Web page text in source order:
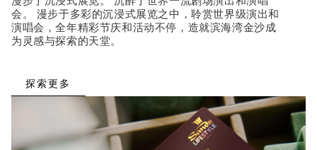
会。 漫步于多彩的沉浸式展览之中，聆赏世界级演出和
演唱会，全年精彩节庆和活动不停，造就滨海湾金沙成
为灵感与探索的天堂。
探索更多